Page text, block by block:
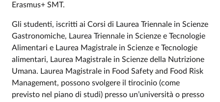
Erasmus+ SMT.
Gli studenti, iscritti ai Corsi di Laurea Triennale in Scienze
Gastronomiche, Laurea Triennale in Scienze e Tecnologie
Alimentari e Laurea Magistrale in Scienze e Tecnologie
alimentari, Laurea Magistrale in Scienze della Nutrizione
Umana. Laurea Magistrale in Food Safety and Food Risk
Management, possono svolgere il tirocinio (come
previsto nel piano di studi) presso un’università o presso